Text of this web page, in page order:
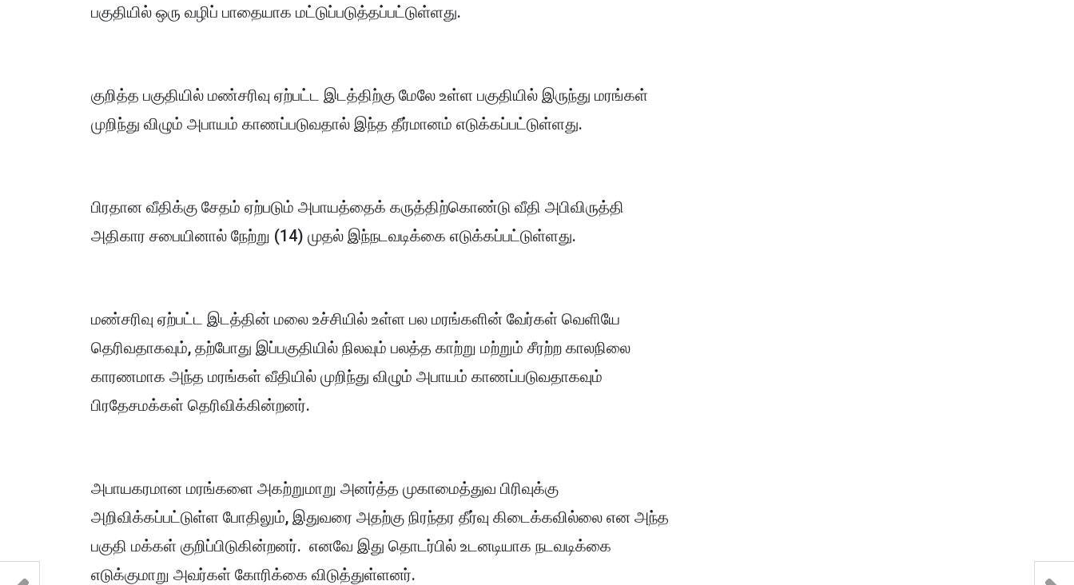
பகுதியில் ஒரு வழிப் பாதையாக மட்டுப்படுத்தப்பட்டுள்ளது.
குறித்த பகுதியில் மண்சரிவு ஏற்பட்ட இடத்திற்கு மேலே உள்ள பகுதியில் இருந்து மரங்கள்
முறிந்து விழும் அபாயம் காணப்படுவதால் இந்த தீர்மானம் எடுக்கப்பட்டுள்ளது.
பிரதான வீதிக்கு சேதம் ஏற்படும் அபாயத்தைக் கருத்திற்கொண்டு வீதி அபிவிருத்தி
அதிகார சபையினால் நேற்று (14) முதல் இந்நடவடிக்கை எடுக்கப்பட்டுள்ளது.
மண்சரிவு ஏற்பட்ட இடத்தின் மலை உச்சியில் உள்ள பல மரங்களின் வேர்கள் வெளியே
தெரிவதாகவும், தற்போது இப்பகுதியில் நிலவும் பலத்த காற்று மற்றும் சீரற்ற காலநிலை
காரணமாக அந்த மரங்கள் வீதியில் முறிந்து விழும் அபாயம் காணப்படுவதாகவும்
பிரதேசமக்கள் தெரிவிக்கின்றனர்.
அபாயகரமான மரங்களை அகற்றுமாறு அனர்த்த முகாமைத்துவ பிரிவுக்கு
அறிவிக்கப்பட்டுள்ள போதிலும், இதுவரை அதற்கு நிரந்தர தீர்வு கிடைக்கவில்லை என அந்த
பகுதி மக்கள் குறிப்பிடுகின்றனர். எனவே இது தொடர்பில் உடனடியாக நடவடிக்கை
எடுக்குமாறு அவர்கள் கோரிக்கை விடுத்துள்ளனர்.